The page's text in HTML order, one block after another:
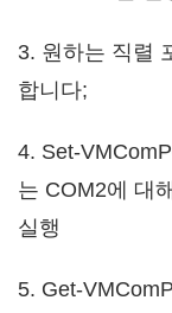
3. 원하는 직렬
합니다;
4. Set-
는 COM2에 대
실행
5. Get-